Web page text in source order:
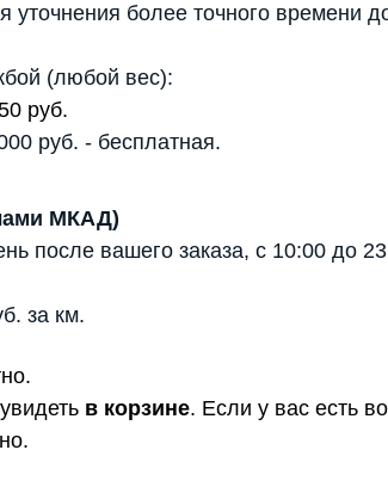
уточнения более точного времени
(любой вес):
руб.
руб. - бесплатная.
МКАД)
после вашего заказа, с 10:00 до
за км.
в корзине. Если у вас есть